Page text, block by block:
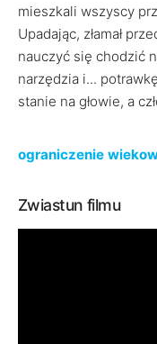
mieszkali wszyscy
Upadając, złamał
nauczyć się chodzić
narzędzia i...
stanie na głowie, a
ograniczenie
Zwiastun filmu